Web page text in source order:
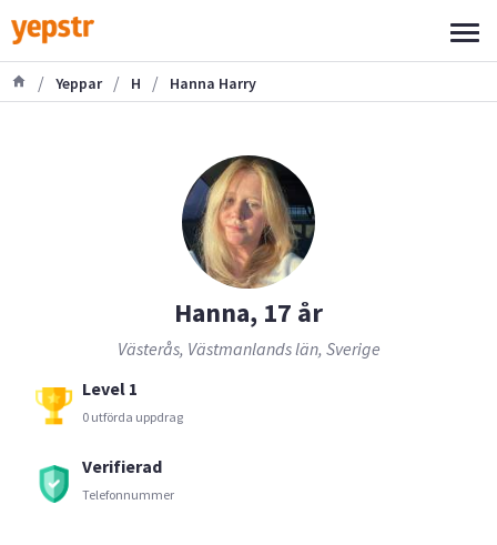
/ Yeppar / H / Hanna Harry
Hanna, 17 år
Västerås, Västmanlands län, Sverige
Level 1
0 utförda uppdrag
Verifierad
Telefonnummer